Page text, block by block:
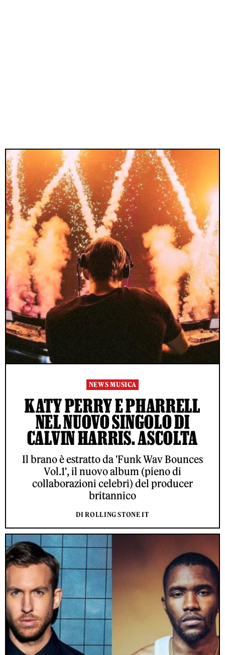
NEWS MUSICA
KATY PERRY E PHARRELL
NEL NUOVO SINGOLO DI
CALVIN HARRIS. ASCOLTA
Il brano è estratto da 'Funk Wav Bounces
Vol.1', il nuovo album (pieno di
collaborazioni celebri) del producer
britannico
DI ROLLING STONE IT